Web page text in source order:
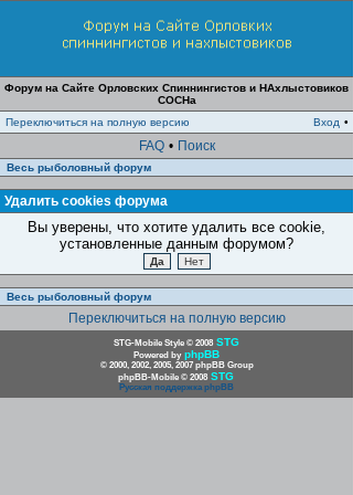
Форум на Сайте Орловских Спиннингистов и НАхлыстовиков
СОСНа
Переключиться на полную версию
Вход •
FAQ • Поиск
Весь рыболовный форум
Удалить cookies форума
Вы уверены, что хотите удалить все cookie,
установленные данным форумом?
Весь рыболовный форум
Переключиться на полную версию
STG-Mobile Style © 2008 STG
Powered by phpBB
© 2000, 2002, 2005, 2007 phpBB Group
phpBB-Mobile © 2008 STG
Русская поддержка phpBB